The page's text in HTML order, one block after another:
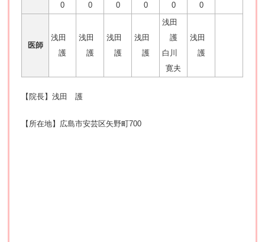
0
0
0
0
0
0
医師
浅田
護
浅田
護
浅田
護
浅田
護
浅田
護
白川
寛夫
浅田
護
【院長】浅田 護
【所在地】広島市安芸区矢野町700